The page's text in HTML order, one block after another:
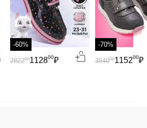
-60%
112800₽
282200
-70%
115200₽
384000